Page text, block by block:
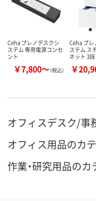
Ceha プレノデスクシ
ステム 専用電源コンセ
ント
￥7,800～（税込）
Ceha プレ
ステム ス
ネット 3
￥
オフィスデスク/事
オフィス用品のカ
作業・研究用品のカ